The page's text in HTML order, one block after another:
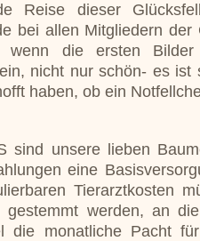
Reise dieser
bei allen Mitgliedern der
die ersten Bilder
nicht nur schön- es ist
haben, ob ein
sind unsere lieben
eine
Tierarztkosten
gestemmt werden, an
die monatliche Pacht